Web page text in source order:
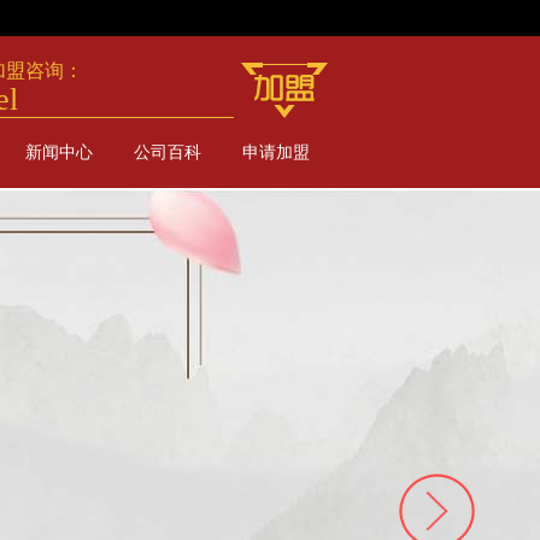
盟咨询：
新闻中心 公司百科 申请加盟